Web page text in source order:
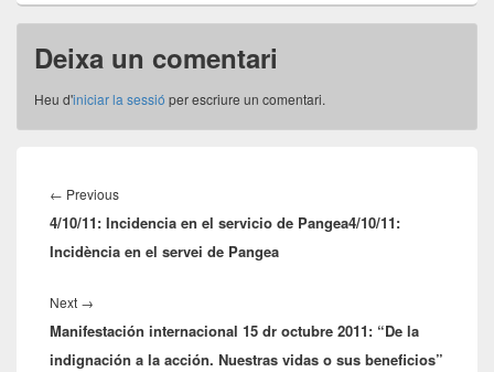
Deixa un comentari
Heu d'iniciar la sessió per escriure un comentari.
d'entrades
← PreviousPrevious
post:
4/10/11: Incidencia en el servicio de Pangea4/10/11:
Incidència en el servei de Pangea
Next →
post:
Manifestación internacional 15 dr octubre 2011: “De la
indignación a la acción. Nuestras vidas o sus beneficios”